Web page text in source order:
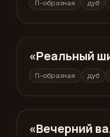
П-образная дуб
П-образная
«Реальный
П-образная дуб
П-образная
«Вечерний